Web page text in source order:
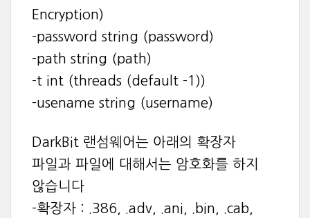
Encryption)
-password string (password)
-path string (path)
-t int (threads (default -1))
-usename string (username)
DarkBit 랜섬웨어는 아래의 확장자
파일과 파일에 대해서는 암호화를 하지
않습니다
-확장자 : .386, .adv, .ani, .bin, .cab,